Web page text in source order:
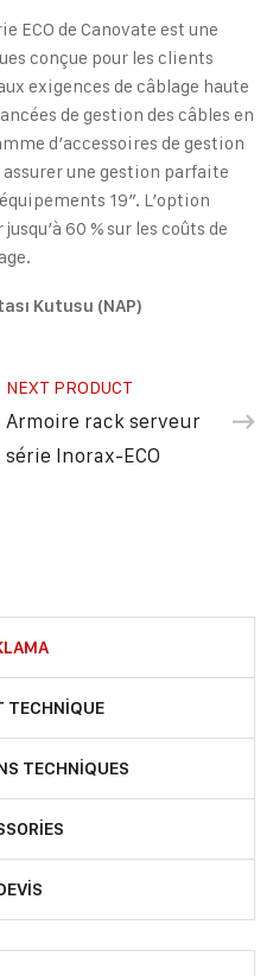
ECO de Canovate est une
conçue pour les clients
exigences de câblage haute
de gestion des câbles en
d’accessoires de gestion
une gestion parfaite
19″. L’option
60 % sur les coûts de
Kutusu (NAP)
NEXT PRODUCT
Armoire rack serveur
série Inorax-ECO
TECHNIQUE
TECHNIQUES